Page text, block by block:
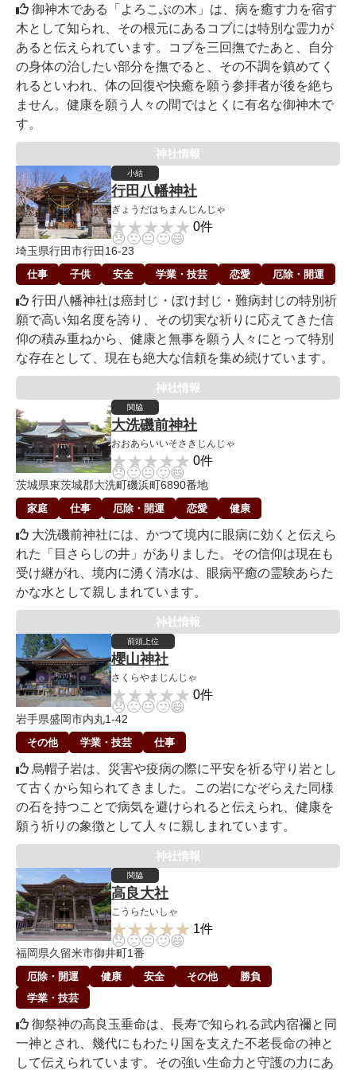
御神木である「よろこぶの木」は、病を癒す力を宿す
木として知られ、その根元にあるコブには特別な霊力が
あると伝えられています。コブを三回撫でたあと、自分
の身体の治したい部分を撫でると、その不調を鎮めてく
れるといわれ、体の回復や快癒を願う参拝者が後を絶ち
ません。健康を願う人々の間ではとくに有名な御神木で
す。
神社情報
小結
行田八幡神社
ぎょうだはちまんじんじゃ
★★★★★
★★★★★ 0件
😞🙁😐🙂😄
埼玉県行田市行田16-23
仕事 子供 安全 学業・技芸 恋愛 厄除・開運
行田八幡神社は癌封じ・ぼけ封じ・難病封じの特別祈
願で高い知名度を誇り、その切実な祈りに応えてきた信
仰の積み重ねから、健康と無事を願う人々にとって特別
な存在として、現在も絶大な信頼を集め続けています。
神社情報
関脇
大洗磯前神社
おおあらいいそさきじんじゃ
★★★★★
★★★★★ 0件
😞🙁😐🙂😄
茨城県東茨城郡大洗町磯浜町6890番地
家庭 仕事 厄除・開運 恋愛 健康
大洗磯前神社には、かつて境内に眼病に効くと伝えら
れた「目さらしの井」がありました。その信仰は現在も
受け継がれ、境内に湧く清水は、眼病平癒の霊験あらた
かな水として親しまれています。
神社情報
前頭上位
櫻山神社
さくらやまじんじゃ
★★★★★
★★★★★ 0件
😞🙁😐🙂😄
岩手県盛岡市内丸1-42
その他 学業・技芸 仕事
烏帽子岩は、災害や疫病の際に平安を祈る守り岩とし
て古くから知られてきました。この岩になぞらえた同様
の石を持つことで病気を避けられると伝えられ、健康を
願う祈りの象徴として人々に親しまれています。
神社情報
関脇
高良大社
こうらたいしゃ
★★★★★
★★★★★ 1件
😞🙁😐🙂😄
福岡県久留米市御井町1番
厄除・開運 健康 安全 その他
勝負
学業・技芸
御祭神の高良玉垂命は、長寿で知られる武内宿禰と同
一神とされ、幾代にもわたり国を支えた不老長命の神と
して伝えられています。その強い生命力と守護の力にあ